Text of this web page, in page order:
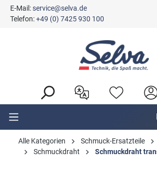
springen
E-Mail:service@selva.de
Telefon:+49 (0) 7425 930 100
Alle Kategorien Schmuck-Ersatzteile
Schmuckdraht
Schmuckdraht